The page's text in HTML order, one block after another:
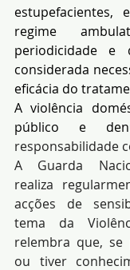
estupefacientes,
regime
periodicidade e
considerada
eficácia do
A violência
público e
responsabilidade
A Guarda
realiza
acções de
tema da
relembra que, se
ou tiver